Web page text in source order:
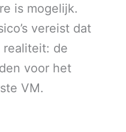
is mogelijk.
vereist dat
realiteit: de
voor het
VM.